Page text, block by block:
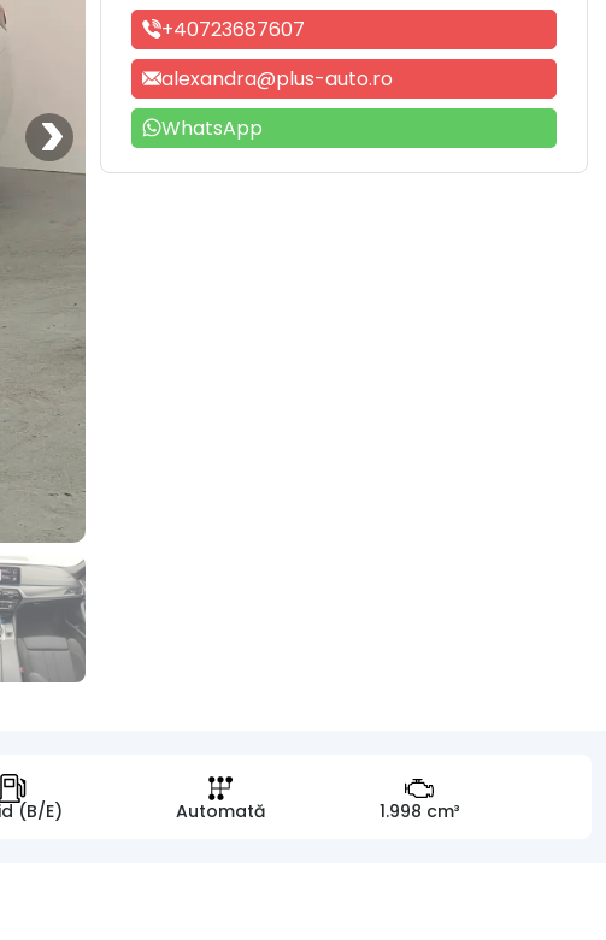
(B/E) Automată 1.998 cm³
+40723687607
alexandra@plus-auto.ro
WhatsApp